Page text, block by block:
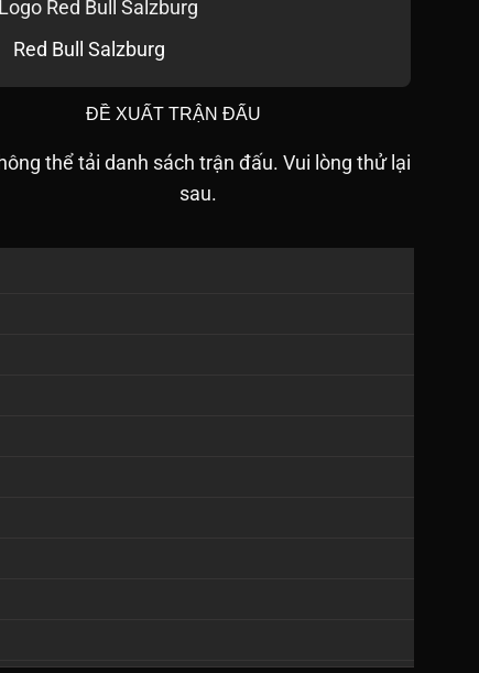
Red Bull Salzburg
ĐỀ XUẤT TRẬN ĐẤU
thể tải danh sách trận đấu. Vui lòng thử lại
sau.